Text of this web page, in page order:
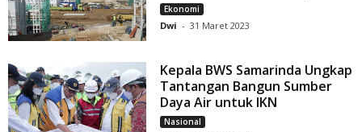
Ekonomi
Dwi - 31 Maret 2023
Kepala BWS Samarinda Ungkap
Tantangan Bangun Sumber
Daya Air untuk IKN
Nasional